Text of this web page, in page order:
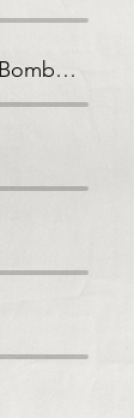
Guitarra Chacarera + Bombo Leguero